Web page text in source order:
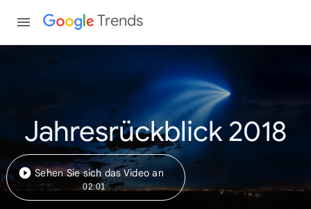
Trends
Jahresrückblick 2018
Sehen Sie sich das Video an
02:01